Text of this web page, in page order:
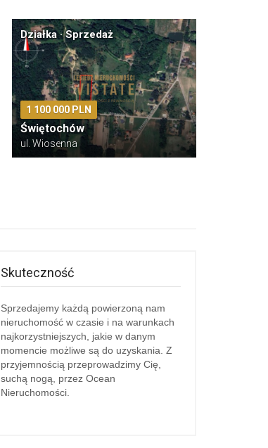
Działka · Sprzedaż
1 100 000 PLN
Świętochów
ul. Wiosenna
Skuteczność
Sprzedajemy każdą powierzoną nam
nieruchomość w czasie i na warunkach
najkorzystniejszych, jakie w danym
momencie możliwe są do uzyskania. Z
przyjemnością przeprowadzimy Cię,
suchą nogą, przez Ocean
Nieruchomości.